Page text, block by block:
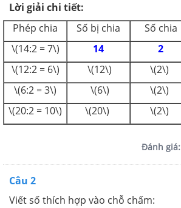
Lời giải chi tiết:
Phép chia
Số bị chia Số chia
\(14:2 = 7\)
14 2
\(12:2 = 6\)
\(12\) \(2\)
\(6:2 = 3\)
\(6\) \(2\)
\(20:2 = 10\)
\(20\) \(2\)
Đánh giá:
Câu 2
Viết số thích hợp vào chỗ chấm: